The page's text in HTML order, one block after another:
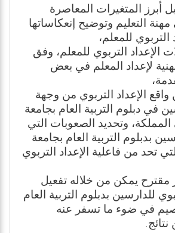
أبرز المتغيرات المعاصرة
التعليم وتوضيح إنعكاساتها
التربوي للمعلم،
الإعداد التربوي للمعلم، وفق
لإعداد المعلم في بعض
الإعداد التربوي من وجهة
في دبلوم التربية العام بجامعة
وتحديد الصعوبات التي
بدبلوم التربية العام بجامعة
تحد من فاعلية الإعداد التربوي
مقترح يمكن من خلاله تفعيل
للدارسين بدبلوم التربية العام
في ضوء ما تسفر عنه